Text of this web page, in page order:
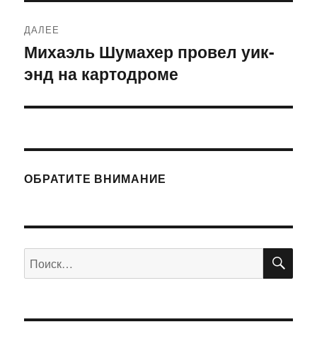
ДАЛЕЕ
Следующая
запись:
Михаэль Шумахер провел уик-
энд на картодроме
ОБРАТИТЕ ВНИМАНИЕ
Искать: